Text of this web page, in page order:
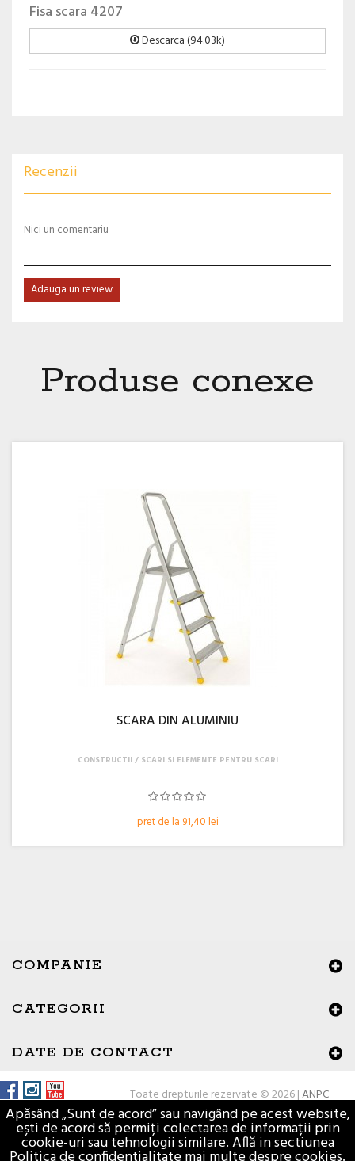
Fisa scara 4207
Descarca (94.03k)
Recenzii
Nici un comentariu
Adauga un review
Produse conexe
SCARA DIN ALUMINIU
pret de la 91,40 lei
CONSTRUCTII SCARI SI ELEMENTE PENTRU SCARI
COMPANIE
CATEGORII
DATE DE CONTACT
Toate drepturile rezervate © 2026 |ANPC
Apăsând „Sunt de acord” sau navigând pe acest website,
ești de acord să permiți colectarea de informații prin
cookie-uri sau tehnologii similare. Află in sectiunea
Buna ziua, Suntem aici sa va ajutam!